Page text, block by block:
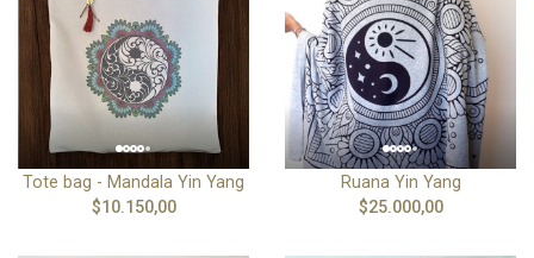
Tote bag - Mandala Yin Yang
$10.150,00
Ruana Yin Yang
$25.000,00